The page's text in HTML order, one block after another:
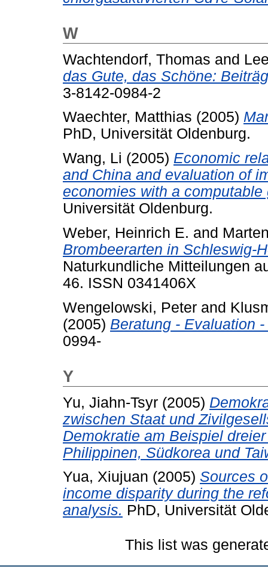
W
Wachtendorf, Thomas and
das Gute, das Schöne:
3-8142-0984-2
Waechter, Matthias (2005)
PhD, Universität Oldenburg.
Wang, Li (2005) Economic
and China and evaluation of
economies with a
Universität Oldenburg.
Weber, Heinrich E. and
Brombeerarten in Schleswig-
Naturkundliche Mitteilungen
46. ISSN 0341406X
Wengelowski, Peter and
(2005) Beratung - Evaluation -
0994-
Y
Yu, Jiahn-Tsyr (2005)
zwischen Staat und
Demokratie am Beispiel
Philippinen, Südkorea und
Yua, Xiujuan (2005) Sources
income disparity during the
analysis. PhD, Universität
This list was